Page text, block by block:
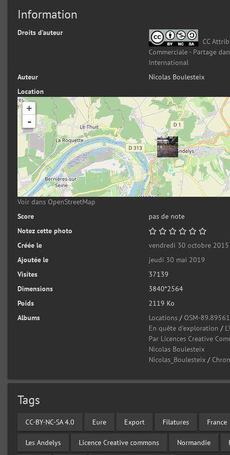
Information
Droits d’auteur
CC
Commerciale - Partage
International
Auteur
Nicolas Boulesteix
Location
+
-
Voir dans OpenStreetMap
Score
pas de note
Notez cette photo
Créée le
vendredi 30 octobre 2015
Ajoutée le
jeudi 30 mai 2019
Visites
37139
Dimensions
3840*2564
Poids
2119 Ko
Albums
Locations / OSM-
En quête d'exploration /
Par Licences Creative
Nicolas Boulesteix
Nicolas_Boulesteix /
Tags
CC-BY-NC-SA 4.0 Eure Export Filatures France
Les Andelys Licence Creative commons Normandie